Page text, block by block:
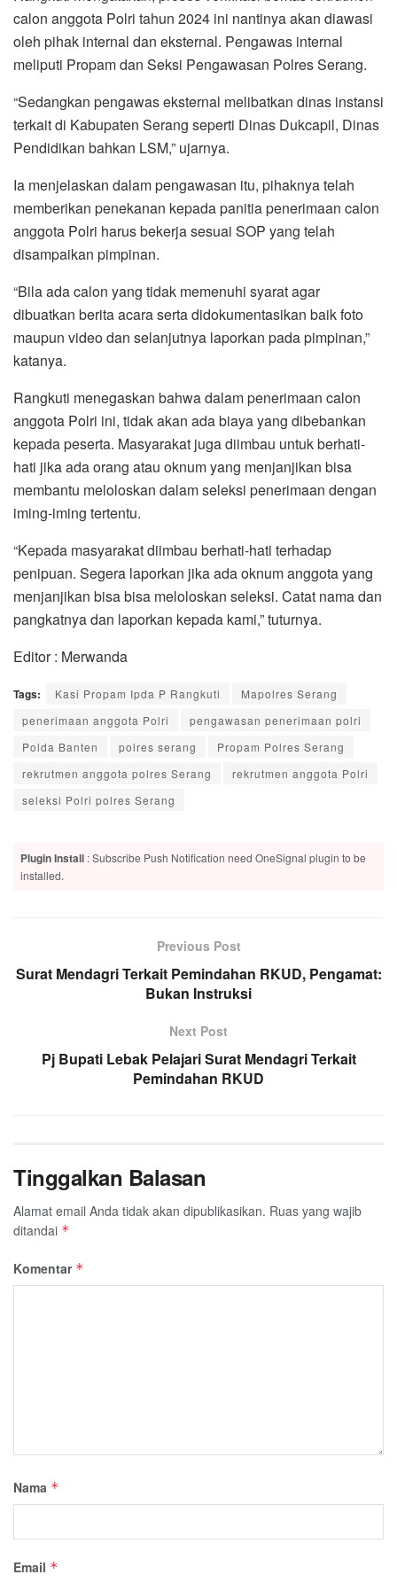
calon anggota Polri tahun 2024 ini nantinya akan diawasi
oleh pihak internal dan eksternal. Pengawas internal
meliputi Propam dan Seksi Pengawasan Polres Serang.
“Sedangkan pengawas eksternal melibatkan dinas instansi
terkait di Kabupaten Serang seperti Dinas Dukcapil, Dinas
Pendidikan bahkan LSM,” ujarnya.
Ia menjelaskan dalam pengawasan itu, pihaknya telah
memberikan penekanan kepada panitia penerimaan calon
anggota Polri harus bekerja sesuai SOP yang telah
disampaikan pimpinan.
“Bila ada calon yang tidak memenuhi syarat agar
dibuatkan berita acara serta didokumentasikan baik foto
maupun video dan selanjutnya laporkan pada pimpinan,”
katanya.
Rangkuti menegaskan bahwa dalam penerimaan calon
anggota Polri ini, tidak akan ada biaya yang dibebankan
kepada peserta. Masyarakat juga diimbau untuk berhati-
hati jika ada orang atau oknum yang menjanjikan bisa
membantu meloloskan dalam seleksi penerimaan dengan
iming-iming tertentu.
“Kepada masyarakat diimbau berhati-hati terhadap
penipuan. Segera laporkan jika ada oknum anggota yang
menjanjikan bisa bisa meloloskan seleksi. Catat nama dan
pangkatnya dan laporkan kepada kami,” tuturnya.
Editor : Merwanda
Tags: Kasi Propam Ipda P Rangkuti
Mapolres Serang
penerimaan anggota Polri
pengawasan penerimaan polri
Polda Banten
polres serang
Propam Polres Serang
rekrutmen anggota polres Serang
rekrutmen anggota Polri
seleksi Polri polres Serang
Plugin Install : Subscribe Push Notification need OneSignal plugin to be
installed.
Previous Post
Surat Mendagri Terkait Pemindahan RKUD, Pengamat:
Bukan Instruksi
Next Post
Pj Bupati Lebak Pelajari Surat Mendagri Terkait
Pemindahan RKUD
Tinggalkan Balasan
Alamat email Anda tidak akan dipublikasikan. Ruas yang wajib
ditandai *
Komentar *
Nama *
Email *